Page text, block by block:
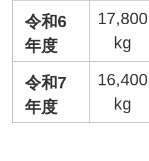
令和6
年度
17,800
kg
令和7
年度
16,400
kg